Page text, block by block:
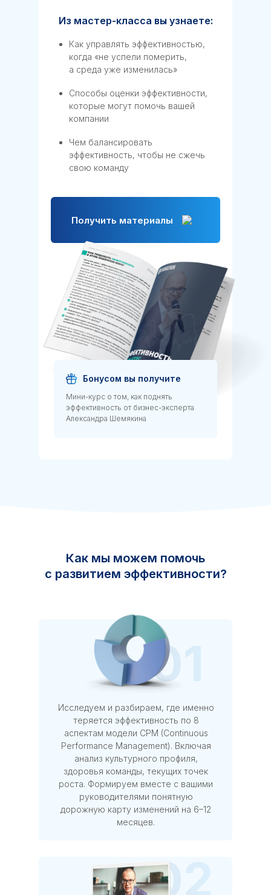
Как управлять эффективностью,
когда «не успели померить,
а среда уже изменилась»
Из мастер-класса вы узнаете:
Способы оценки эффективности,
которые могут помочь вашей
компании
Чем балансировать
эффективность, чтобы не сжечь
свою команду
Получить материалы
Бонусом вы получите
Мини-курс о том, как поднять
эффективность от бизнес-эксперта
Александра Шемякина
Как мы можем помочь
с развитием эффективности?
Исследуем и разбираем, где именно
теряется эффективность по 8
аспектам модели CPM (Continuous
Performance Management). Включая
анализ культурного профиля,
здоровья команды, текущих точек
роста. Формируем вместе с вашими
руководителями понятную
дорожную карту изменений на 6–12
месяцев.
01